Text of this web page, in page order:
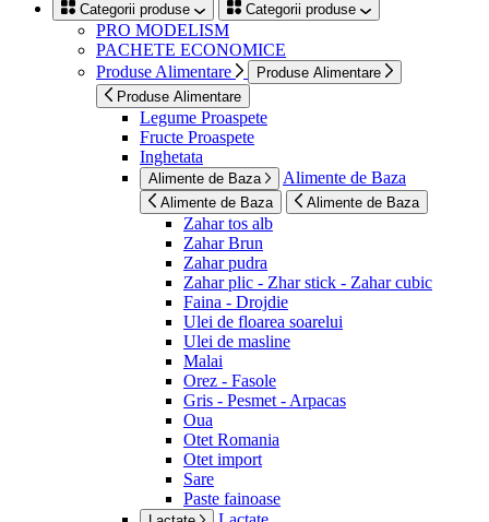
Categorii produse Categorii produse
PRO MODELISM
PACHETE ECONOMICE
Produse Alimentare
Produse Alimentare
Produse Alimentare
Legume Proaspete
Fructe Proaspete
Inghetata
Alimente de Baza Alimente de Baza
Alimente de Baza Alimente de Baza
Zahar tos alb
Zahar Brun
Zahar pudra
Zahar plic - Zhar stick - Zahar cubic
Faina - Drojdie
Ulei de floarea soarelui
Ulei de masline
Malai
Orez - Fasole
Gris - Pesmet - Arpacas
Oua
Otet Romania
Otet import
Sare
Paste fainoase